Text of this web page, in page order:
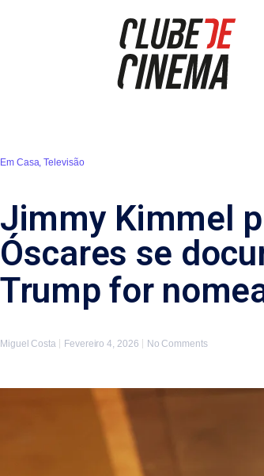
Em Casa ,Televisão
Jimmy Kimmel
Óscares se
Trump for
Miguel Costa Fevereiro 4, 2026 No Comments